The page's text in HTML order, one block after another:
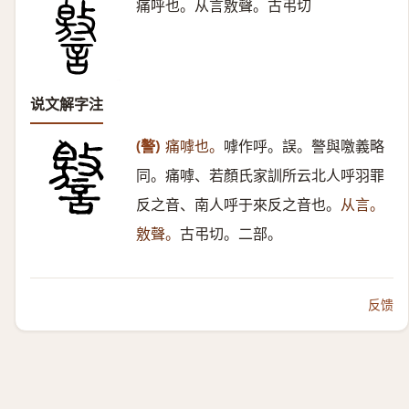
痛呼也。从言敫聲。古弔切
说文解字注
(譥) 痛嘑也。 嘑作呼。誤。譥與噭義略
同。痛嘑、若顏氏家訓所云北人呼羽罪
反之音、南人呼于來反之音也。 从言。
敫聲。 古弔切。二部。
反馈